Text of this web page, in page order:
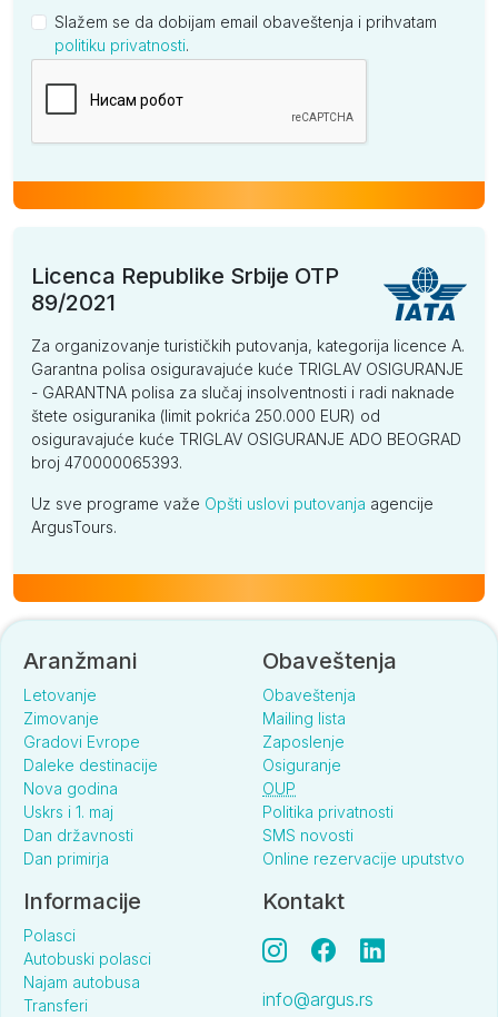
Slažem se da dobijam email obaveštenja i prihvatam
politiku privatnosti.
Licenca Republike Srbije OTP
89/2021
Za organizovanje turističkih putovanja, kategorija licence A.
Garantna polisa osiguravajuće kuće TRIGLAV OSIGURANJE
- GARANTNA polisa za slučaj insolventnosti i radi naknade
štete osiguranika (limit pokrića 250.000 EUR) od
osiguravajuće kuće TRIGLAV OSIGURANJE ADO BEOGRAD
broj 470000065393.
Uz sve programe važe Opšti uslovi putovanja agencije
ArgusTours.
Aranžmani
Letovanje
Zimovanje
Gradovi Evrope
Daleke destinacije
Nova godina
Uskrs i 1. maj
Dan državnosti
Dan primirja
Obaveštenja
Obaveštenja
Mailing lista
Zaposlenje
Osiguranje
OUP
Politika privatnosti
SMS novosti
Online rezervacije uputstvo
Informacije
Polasci
Autobuski polasci
Najam autobusa
Transferi
Kontakt
info@argus.rs